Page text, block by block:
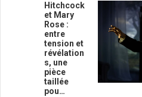
Hitchcock
et Mary
Rose :
entre
tension et
révélation
s, une
pièce
taillée
pou…